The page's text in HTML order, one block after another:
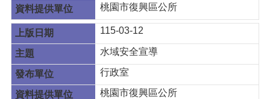
桃園市復興區公所
115-03-12
水域安全宣導
行政室
桃園市復興區公所